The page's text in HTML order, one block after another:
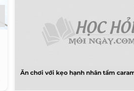
Ăn chơi với kẹo hạnh nhân tẩm